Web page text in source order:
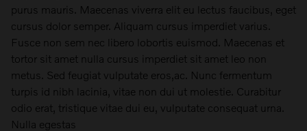
purus mauris. Maecenas viverra elit eu lectus faucibus, eget
cursus dolor semper. Aliquam cursus imperdiet varius.
Fusce non sem nec libero lobortis euismod. Maecenas et
tortor sit amet nulla cursus imperdiet sit amet leo non
metus. Sed feugiat vulputate eros,ac. Nunc fermentum
turpis id nibh lacinia, vitae non dui ut molestie. Curabitur
odio erat, tristique vitae dui eu, vulputate consequat urna.
Nulla egestas